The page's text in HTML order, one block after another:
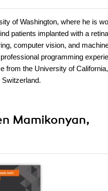
of Washington, where he is
patients implanted with a
computer vision, and
programming
from the University of
Mamikonyan,